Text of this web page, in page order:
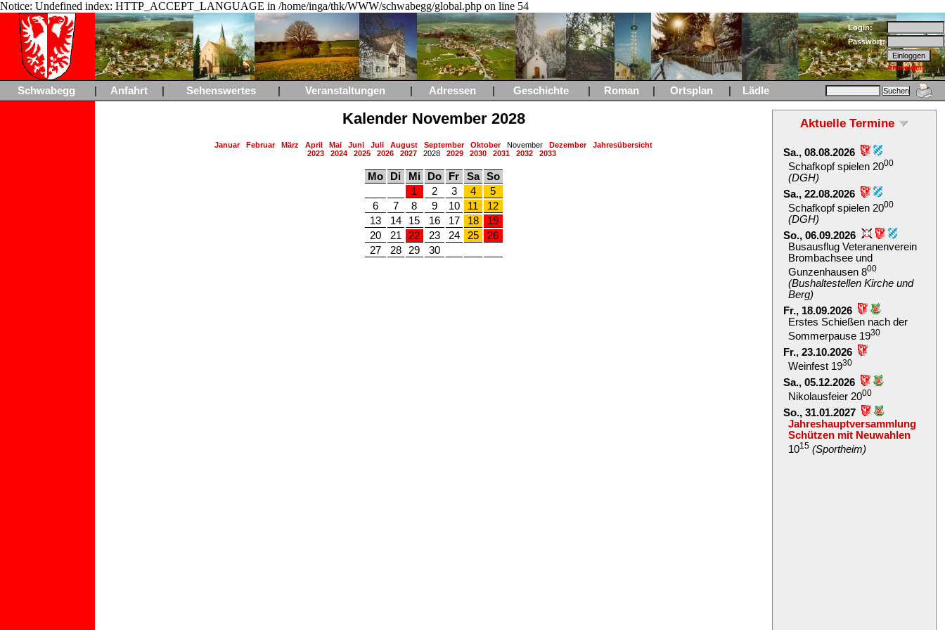
Notice: Undefined index: HTTP_ACCEPT_LANGUAGE in /home/inga/thk/WWW/schwabegg/global.php on line 54
Login:
Passwort:
Anmelden
Schwabegg Anfahrt Sehenswertes Veranstaltungen Adressen Geschichte Roman Ortsplan Lädle
Kalender November 2028
Januar Februar März April Mai Juni Juli August September OktoberNovember Dezember
Jahresübersicht
2023
2024 2025 2026 20272028 2029 2030 2031 2032 2033
Mo Di Mi Do Fr Sa
So
1
2 3 4
5
6
7 8 9 10 11
12
13
14 15 16 17 18
19
20
21 22 23 24 25
26
27
28 29 30
Aktuelle Termine
Sa., 08.08.2026
Schafkopf spielen 2000
(DGH)
Sa., 22.08.2026
Schafkopf spielen 2000
(DGH)
So., 06.09.2026
Busausflug Veteranenverein
Brombachsee und
Gunzenhausen 800
(Bushaltestellen Kirche und
Berg)
Fr., 18.09.2026
Erstes Schießen nach der
Sommerpause 1930
Fr., 23.10.2026
Weinfest 1930
Sa., 05.12.2026
Nikolausfeier 2000
So., 31.01.2027
Jahreshauptversammlung
Schützen mit Neuwahlen
1015 (Sportheim)